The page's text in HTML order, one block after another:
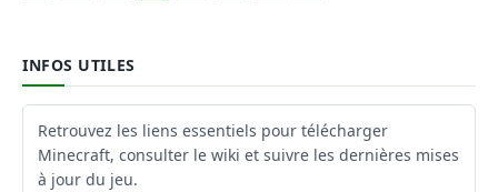
INFOS UTILES
Retrouvez les liens essentiels pour télécharger
Minecraft, consulter le wiki et suivre les dernières mises
à jour du jeu.